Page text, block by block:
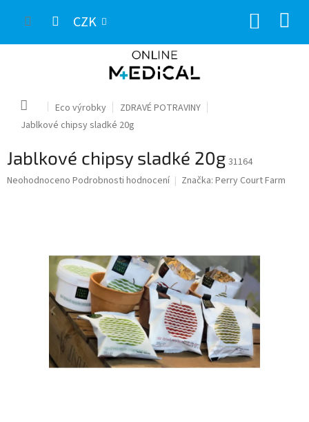
CZK
Domů Eco výrobky
ZDRAVÉ POTRAVINY
Jablkové chipsy sladké 20g
Jablkové chipsy sladké 20g 31164
Průměrné
Neohodnoceno Podrobnosti hodnocení Značka: Perry Court Farm